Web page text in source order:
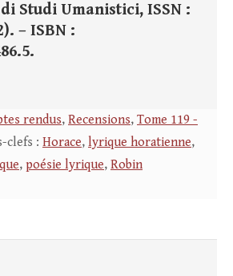
Studi Umanistici, ISSN :
– ISBN :
rendus, Recensions, Tome 119 -
clefs : Horace, lyrique horatienne,
, poésie lyrique, Robin